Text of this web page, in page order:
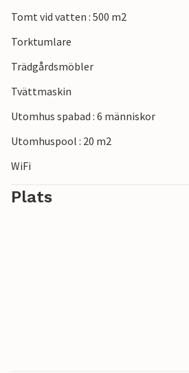
Tomt vid vatten : 500 m2
Torktumlare
Trädgårdsmöbler
Tvättmaskin
Utomhus spabad : 6 människor
Utomhuspool : 20 m2
WiFi
Plats